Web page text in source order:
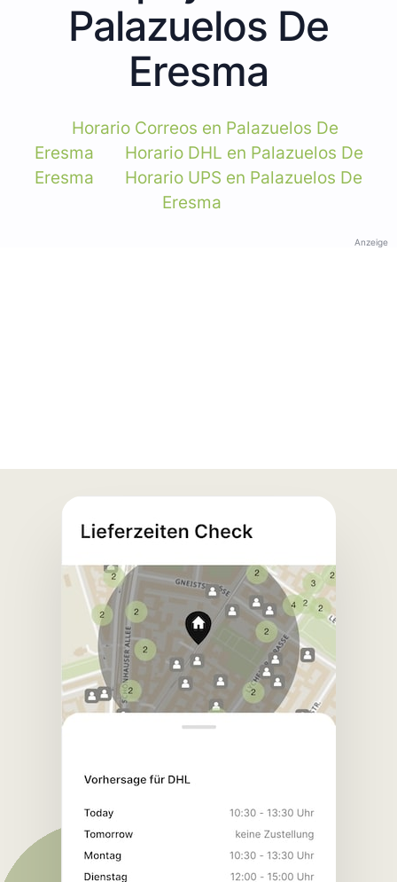
Palazuelos De
Eresma
Horario Correos en Palazuelos De
Eresma
Horario DHL en Palazuelos De
Eresma
Horario UPS en Palazuelos De
Eresma
Anzeige